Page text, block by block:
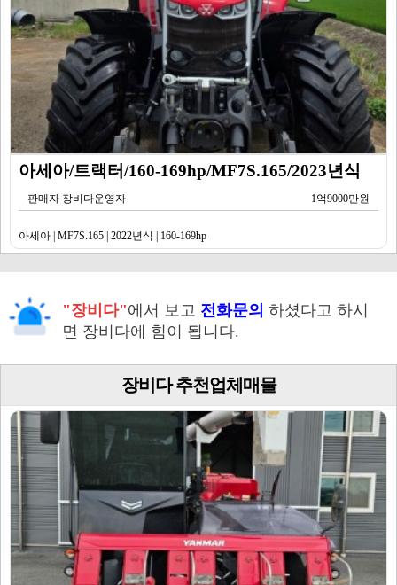
아세아/트랙터/160-169hp/MF7S.165/2023년식
판매자 장비다운영자 1억9000만원
아세아 | MF7S.165 | 2022년식 | 160-169hp
"장비다"에서 보고 전화문의 하셨다고 하시
면 장비다에 힘이 됩니다.
장비다 추천업체매물